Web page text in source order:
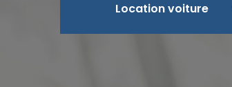
Location voiture